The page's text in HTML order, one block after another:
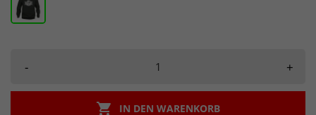
- +
 IN DEN WARENKORB